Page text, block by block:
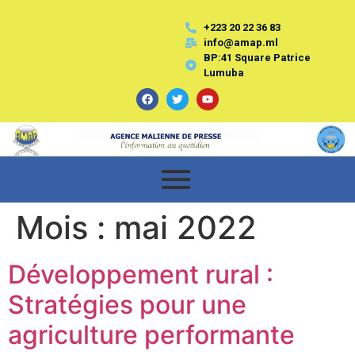
+223 20 22 36 83
info@amap.ml
BP:41 Square Patrice
Lumuba
Mois : mai 2022
Développement rural :
Stratégies pour une
agriculture performante